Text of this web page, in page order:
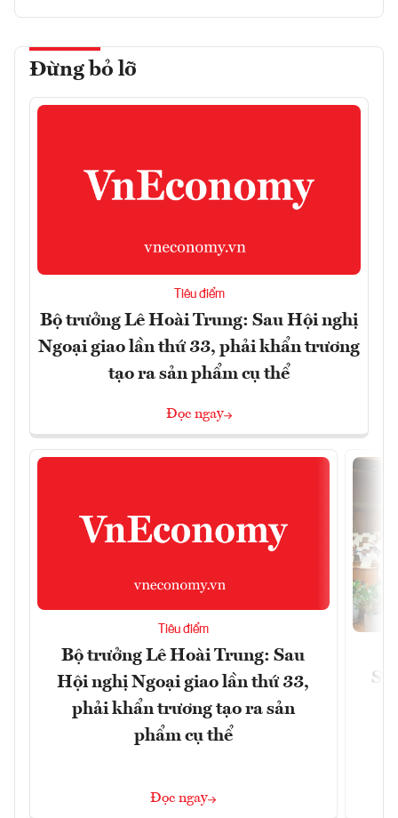
Đừng bỏ lỡ
Tiêu điểm
Bộ trưởng Lê Hoài Trung: Sau Hội nghị
Ngoại giao lần thứ 33, phải khẩn trương
tạo ra sản phẩm cụ thể
Đọc ngay
Tiêu điểm
Bộ trưởng Lê Hoài Trung: Sau
Hội nghị Ngoại giao lần thứ 33,
phải khẩn trương tạo ra sản
phẩm cụ thể
Đọc ngay